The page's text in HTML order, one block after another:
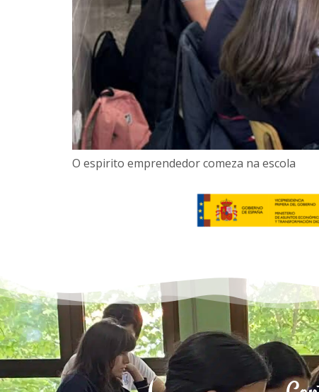
O espirito emprendedor comeza na escola